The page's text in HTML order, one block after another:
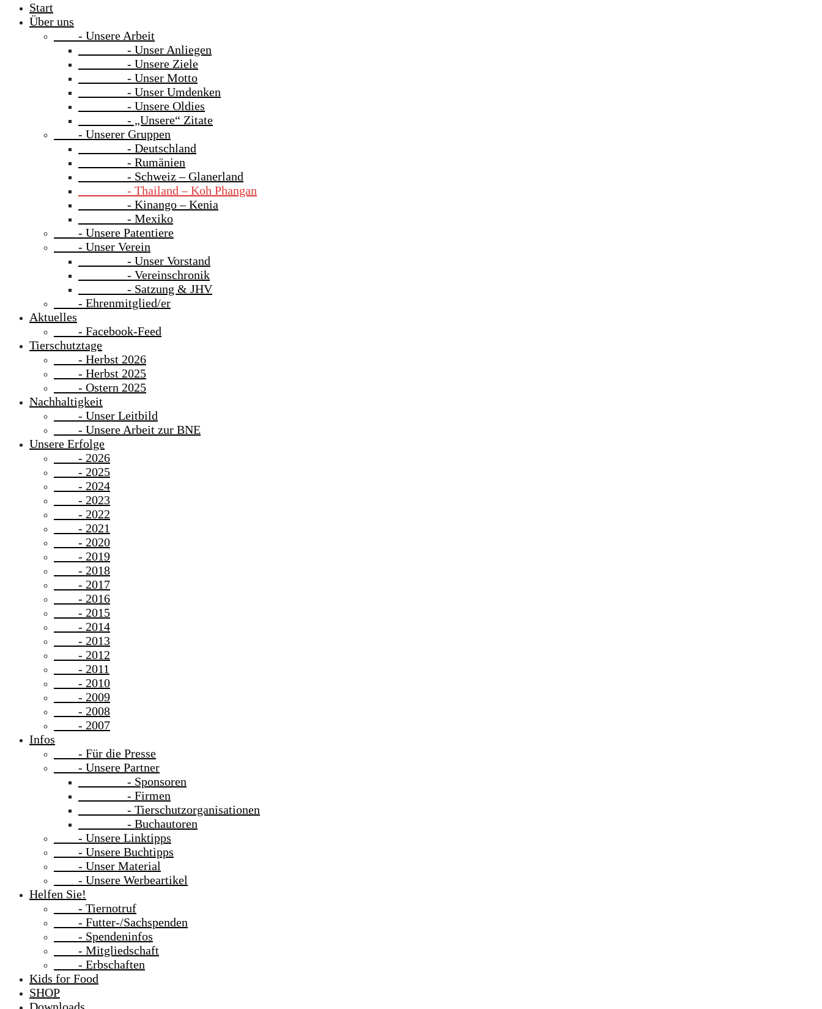
Start
Über uns
- Unsere Arbeit
- Unser Anliegen
- Unsere Ziele
- Unser Motto
- Unser Umdenken
- Unsere Oldies
- „Unsere“ Zitate
- Unserer Gruppen
- Deutschland
- Rumänien
- Schweiz – Glanerland
- Thailand – Koh Phangan
- Kinango – Kenia
- Mexiko
- Unsere Patentiere
- Unser Verein
- Unser Vorstand
- Vereinschronik
- Satzung & JHV
- Ehrenmitglied/er
Aktuelles
- Facebook-Feed
Tierschutztage
- Herbst 2026
- Herbst 2025
- Ostern 2025
Nachhaltigkeit
- Unser Leitbild
- Unsere Arbeit zur BNE
Unsere Erfolge
- 2026
- 2025
- 2024
- 2023
- 2022
- 2021
- 2020
- 2019
- 2018
- 2017
- 2016
- 2015
- 2014
- 2013
- 2012
- 2011
- 2010
- 2009
- 2008
- 2007
Infos
- Für die Presse
- Unsere Partner
- Sponsoren
- Firmen
- Tierschutzorganisationen
- Buchautoren
- Unsere Linktipps
- Unsere Buchtipps
- Unser Material
- Unsere Werbeartikel
Helfen Sie!
- Tiernotruf
- Futter-/Sachspenden
- Spendeninfos
- Mitgliedschaft
- Erbschaften
Kids for Food
SHOP